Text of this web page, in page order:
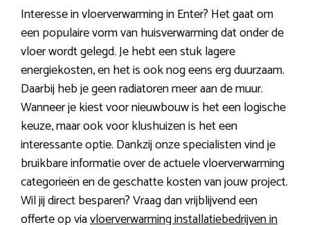
Interesse in vloerverwarming in Enter? Het gaat om
een populaire vorm van huisverwarming dat onder de
vloer wordt gelegd. Je hebt een stuk lagere
energiekosten, en het is ook nog eens erg duurzaam.
Daarbij heb je geen radiatoren meer aan de muur.
Wanneer je kiest voor nieuwbouw is het een logische
keuze, maar ook voor klushuizen is het een
interessante optie. Dankzij onze specialisten vind je
bruikbare informatie over de actuele vloerverwarming
categorieën en de geschatte kosten van jouw project.
Wil jij direct besparen? Vraag dan vrijblijvend een
offerte op viavloerverwarming installatiebedrijven in